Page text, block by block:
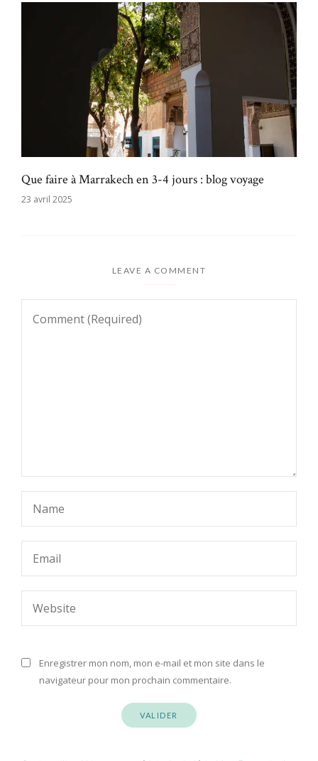
Que faire à Marrakech en 3-4 jours : blog voyage
23 avril 2025
LEAVE A COMMENT
Enregistrer mon nom, mon e-mail et mon site dans le
navigateur pour mon prochain commentaire.